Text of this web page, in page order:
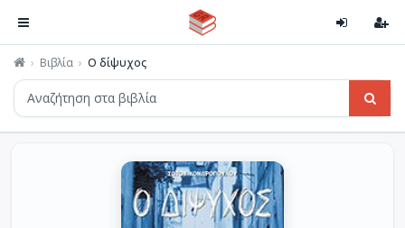
Βιβλία Ο δίψυχος